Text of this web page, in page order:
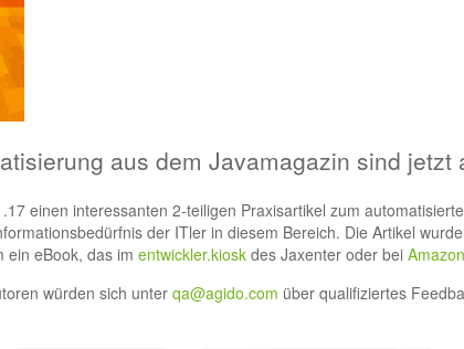
aus dem Javamagazin sind jetzt
einen interessanten 2-teiligen Praxisartikel zum
der ITler in diesem Bereich. Die Artikel
ein eBook, das im entwickler.kiosk des Jaxenter oder bei Amazon
würden sich unter qa@agido.com über qualifiziertes